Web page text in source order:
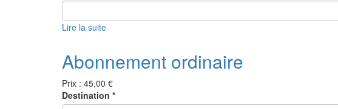
Lire la suite
soutien
Abonnement ordinaire
Prix : 45,00 €
Destination *